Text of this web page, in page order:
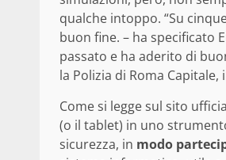
qualche intoppo. “Su
buon fine. – ha specificato
passato e ha aderito di
la Polizia di Roma
Come si legge sul sito
(o il tablet) in uno
sicurezza, in modo